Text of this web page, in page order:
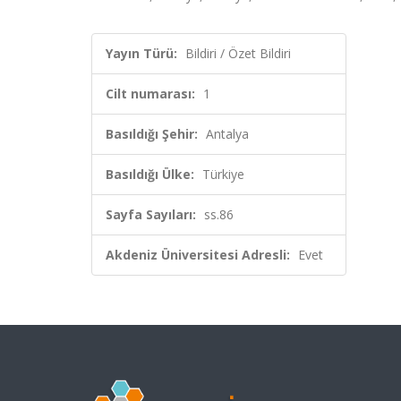
Yayın Türü: Bildiri / Özet Bildiri
Cilt numarası: 1
Basıldığı Şehir: Antalya
Basıldığı Ülke: Türkiye
Sayfa Sayıları: ss.86
Akdeniz Üniversitesi Adresli: Evet